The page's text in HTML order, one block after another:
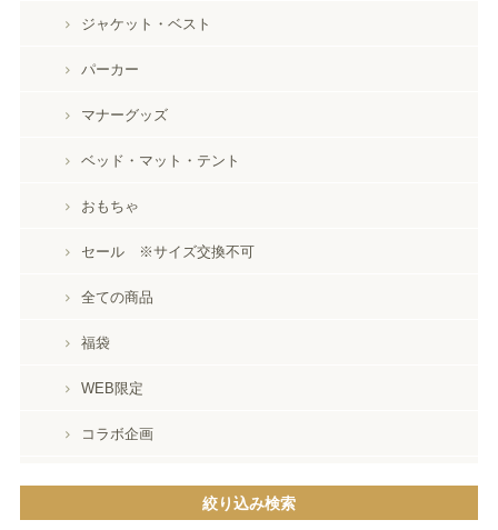
ジャケット・ベスト
パーカー
マナーグッズ
ベッド・マット・テント
おもちゃ
セール ※サイズ交換不可
全ての商品
福袋
WEB限定
コラボ企画
絞り込み検索